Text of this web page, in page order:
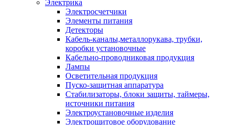
Электрика
Электросчетчики
Элементы питания
Детекторы
Кабель-каналы,металлорукава, трубки,
коробки установочные
Кабельно-проводниковая продукция
Лампы
Осветительная продукция
Пуско-защитная аппаратура
Стабилизаторы, блоки защиты, таймеры,
источники питания
Электроустановочные изделия
Электрощитовое оборудование